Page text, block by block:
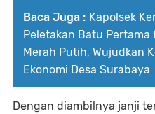
Baca Juga : Kapolsek
Peletakan Batu Pertama
Merah Putih, Wujudkan
Ekonomi Desa Surabaya
Dengan diambilnya janji